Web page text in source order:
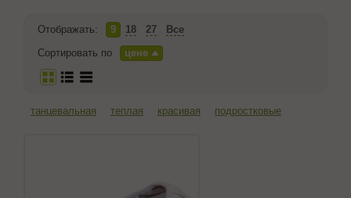
Отображать: 9 18 27
Все
Сортировать по
цене
танцевальная теплая красивая подростковые